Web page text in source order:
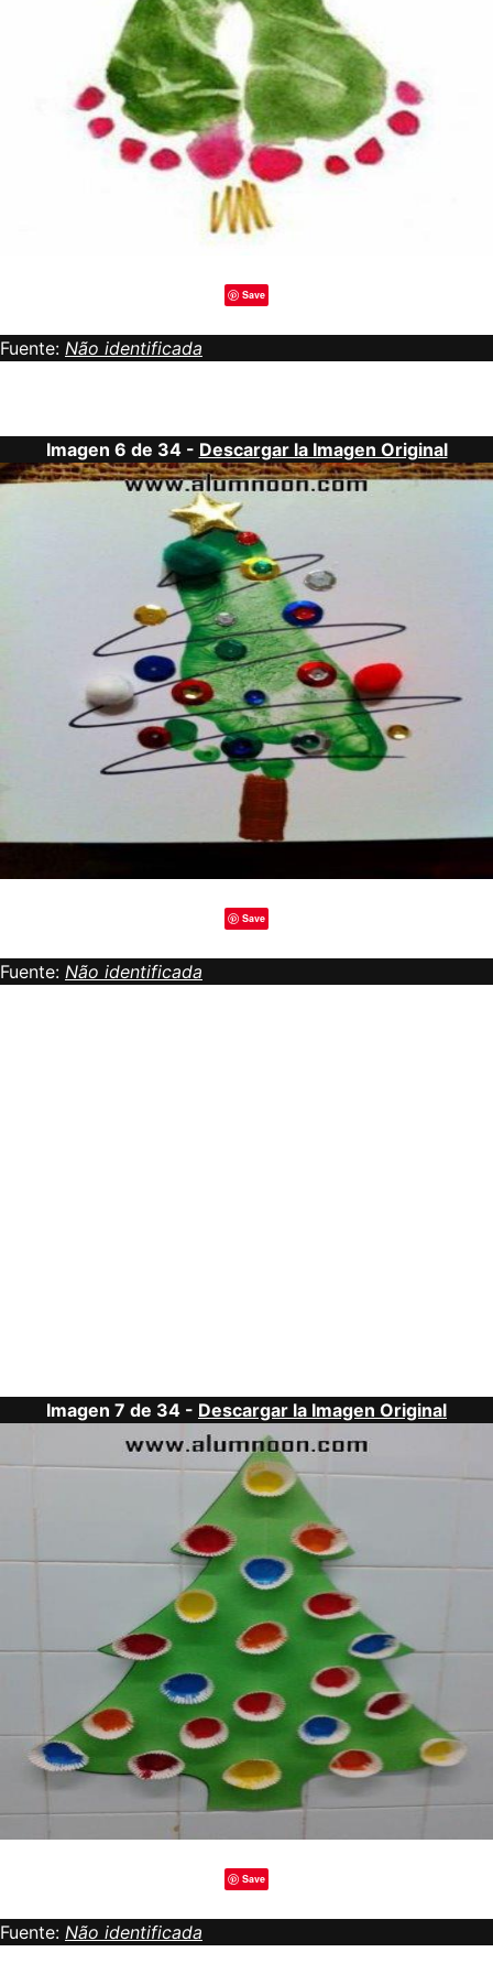
Save
Fuente: Não identificada
Imagen 6 de 34 - Descargar la Imagen Original
Save
Fuente: Não identificada
Imagen 7 de 34 - Descargar la Imagen Original
Save
Fuente: Não identificada